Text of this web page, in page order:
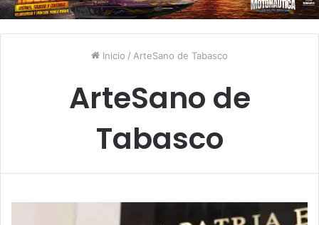
Inicio / ArteSano de Tabasco
ArteSano de
Tabasco